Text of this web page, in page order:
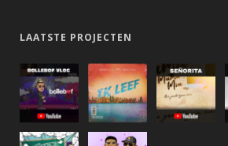
LAATSTE PROJECTEN